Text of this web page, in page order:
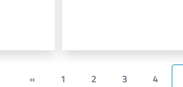
« 1 2 3 4